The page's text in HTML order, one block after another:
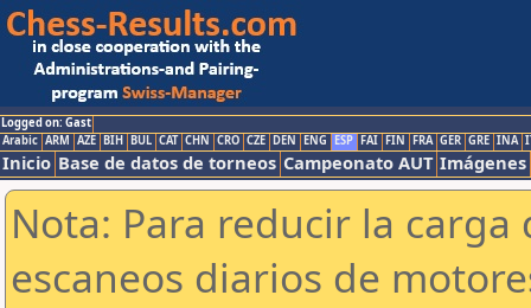
Logged on: Gast
Arabic ARM AZE BIH BUL CAT CHN CRO CZE DEN ENG ESP FAI FIN FRA GER GRE INA
Inicio Base de datos de torneos Campeonato AUT Imágenes
Nota: Para reducir la
escaneos diarios de